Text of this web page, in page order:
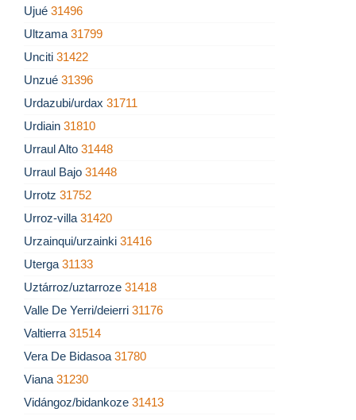
Ujué 31496
Ultzama 31799
Unciti 31422
Unzué 31396
Urdazubi/urdax 31711
Urdiain 31810
Urraul Alto 31448
Urraul Bajo 31448
Urrotz 31752
Urroz-villa 31420
Urzainqui/urzainki 31416
Uterga 31133
Uztárroz/uztarroze 31418
Valle De Yerri/deierri 31176
Valtierra 31514
Vera De Bidasoa 31780
Viana 31230
Vidángoz/bidankoze 31413